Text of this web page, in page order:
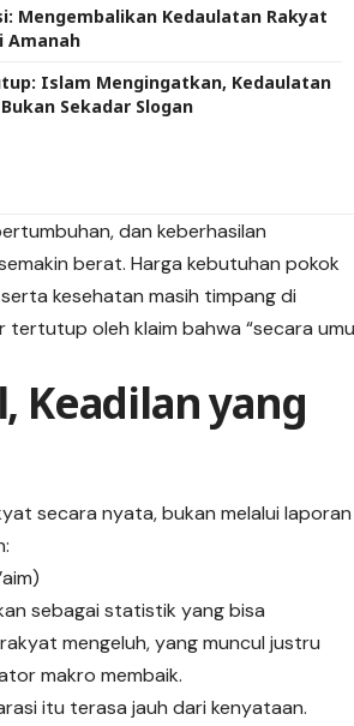
Mengembalikan Kedaulatan Rakyat
Amanah
Islam Mengingatkan, Kedaulatan
Sekadar Slogan
dan keberhasilan
berat. Harga kebutuhan pokok
kesehatan masih timpang di
oleh klaim bahwa “secara
Keadilan yang
secara nyata, bukan melalui laporan
sebagai statistik yang bisa
mengeluh, yang muncul justru
makro membaik.
itu terasa jauh dari kenyataan.